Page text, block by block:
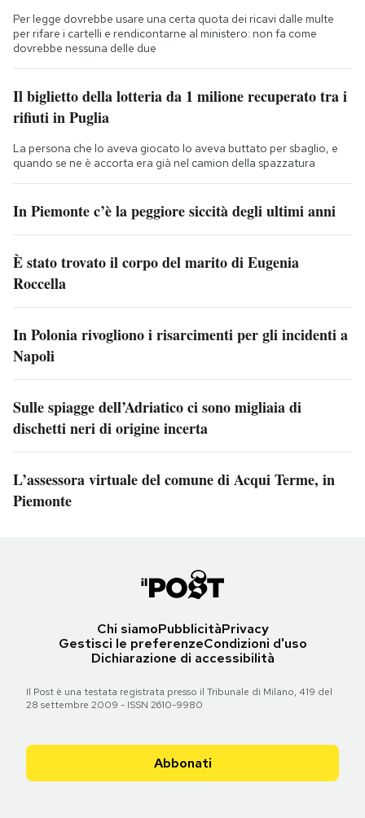
Per legge dovrebbe usare una certa quota dei ricavi dalle multe
per rifare i cartelli e rendicontarne al ministero: non fa come
dovrebbe nessuna delle due
Il biglietto della lotteria da 1 milione recuperato tra i
rifiuti in Puglia
La persona che lo aveva giocato lo aveva buttato per sbaglio, e
quando se ne è accorta era già nel camion della spazzatura
In Piemonte c’è la peggiore siccità degli ultimi anni
È stato trovato il corpo del marito di Eugenia
Roccella
In Polonia rivogliono i risarcimenti per gli incidenti a
Napoli
Sulle spiagge dell’Adriatico ci sono migliaia di
dischetti neri di origine incerta
L’assessora virtuale del comune di Acqui Terme, in
Piemonte
Chi siamoPubblicitàPrivacy
Gestisci le preferenzeCondizioni d'uso
Dichiarazione di accessibilità
Il Post è una testata registrata presso il Tribunale di Milano, 419 del
28 settembre 2009 - ISSN 2610-9980
Abbonati